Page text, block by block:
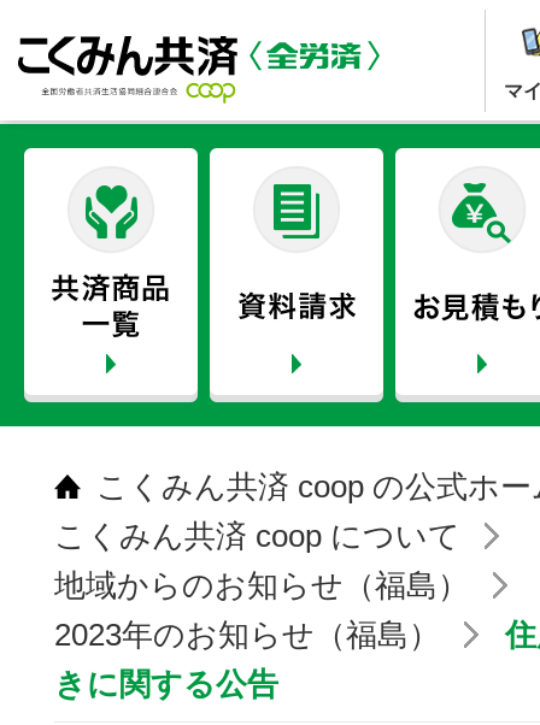
マ
こくみん共済 coop の公式ホ
こくみん共済 coop について
地域からのお知らせ（福島）
2023年のお知らせ（福島）
きに関する公告